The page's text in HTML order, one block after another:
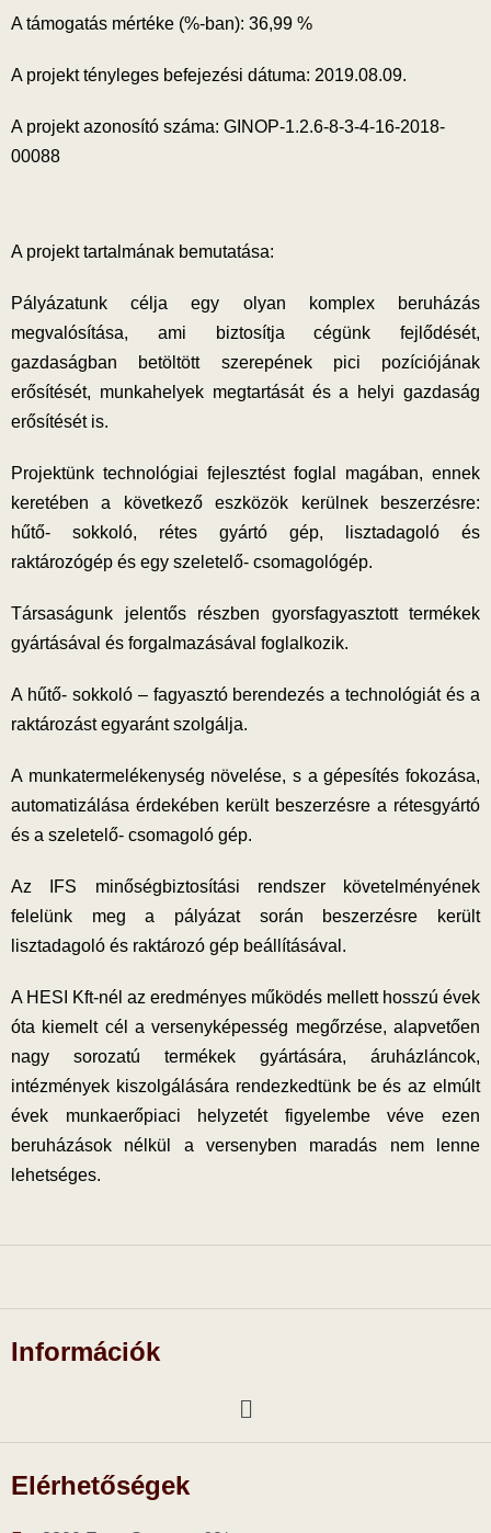
A támogatás mértéke (%-ban): 36,99 %
A projekt tényleges befejezési dátuma: 2019.08.09.
A projekt azonosító száma: GINOP-1.2.6-8-3-4-16-2018-
00088
A projekt tartalmának bemutatása:
Pályázatunk célja egy olyan komplex beruházás
megvalósítása, ami biztosítja cégünk fejlődését,
gazdaságban betöltött szerepének pici
pozíciójának
erősítését, munkahelyek megtartását és a helyi gazdaság
erősítését is.
Projektünk technológiai fejlesztést foglal magában, ennek
keretében a következő eszközök kerülnek beszerzésre:
hűtő- sokkoló, rétes gyártó gép, lisztadagoló és
raktározógép és egy szeletelő- csomagológép.
Társaságunk jelentős részben gyorsfagyasztott termékek
gyártásával és forgalmazásával foglalkozik.
A hűtő- sokkoló – fagyasztó berendezés a technológiát és a
raktározást egyaránt szolgálja.
A munkatermelékenység növelése, s a gépesítés fokozása,
automatizálása érdekében került beszerzésre a rétesgyártó
és a szeletelő- csomagoló gép.
Az IFS minőségbiztosítási rendszer követelményének
felelünk meg a pályázat során beszerzésre került
lisztadagoló és raktározó gép beállításával.
A HESI Kft-nél az eredményes működés mellett hosszú évek
óta kiemelt cél a versenyképesség megőrzése, alapvetően
nagy sorozatú termékek gyártására, áruházláncok,
intézmények kiszolgálására rendezkedtünk be és az elmúlt
évek munkaerőpiaci helyzetét figyelembe véve ezen
beruházások nélkül a versenyben maradás nem lenne
lehetséges.
Információk
Elérhetőségek